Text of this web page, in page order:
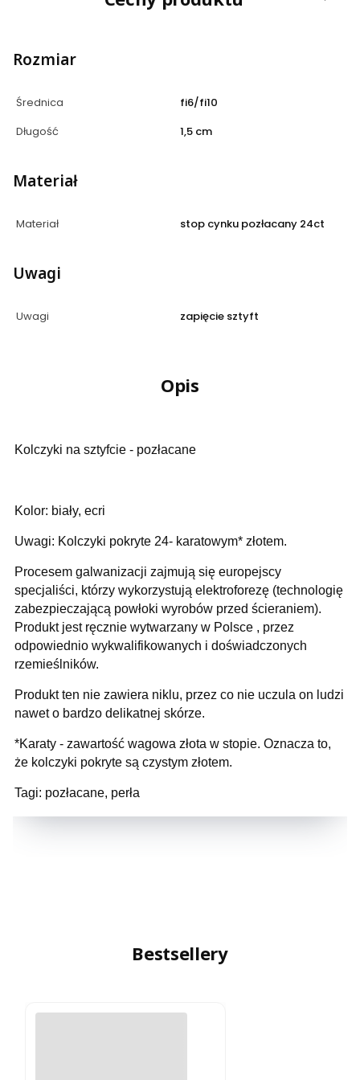
Rozmiar
Średnica
fi6/fi10
Długość
1,5 cm
Materiał
Materiał stop cynku pozłacany 24ct
Uwagi
Uwagi zapięcie sztyft
Opis
Kolczyki na sztyfcie - pozłacane
Kolor: biały, ecri
Uwagi: Kolczyki pokryte 24- karatowym* złotem.
Procesem galwanizacji zajmują się europejscy
specjaliści, którzy wykorzystują elektroforezę (technologię
zabezpieczającą powłoki wyrobów przed ścieraniem).
Produkt jest ręcznie wytwarzany w Polsce , przez
odpowiednio wykwalifikowanych i doświadczonych
rzemieślników.
Produkt ten nie zawiera niklu, przez co nie uczula on ludzi
nawet o bardzo delikatnej skórze.
*Karaty - zawartość wagowa złota w stopie. Oznacza to,
że kolczyki pokryte są czystym złotem.
Tagi: pozłacane, perła
Bestsellery